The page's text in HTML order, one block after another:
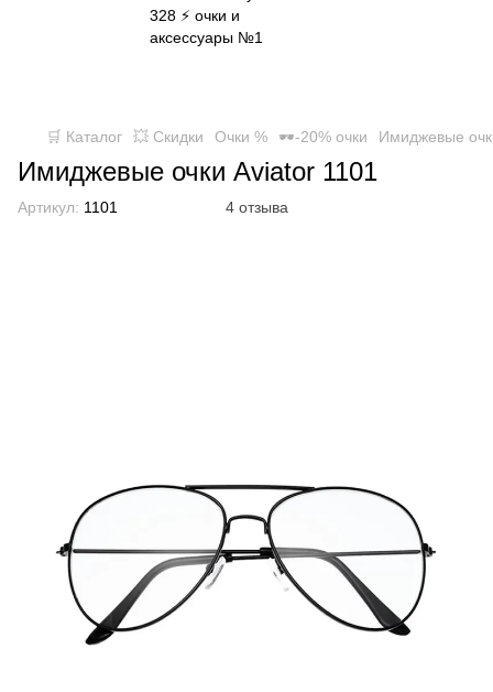
🛒 Каталог 💥 Скидки Очки % 🕶-20% очки Имиджевые
Имиджевые очки Aviator 1101
Артикул: 1101 4 отзыва